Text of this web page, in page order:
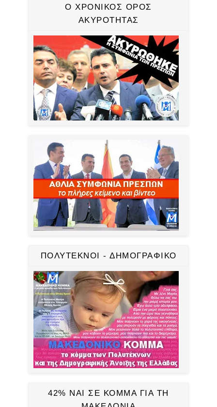
Ο ΧΡΟΝΙΚΟΣ ΟΡΟΣ
ΑΚΥΡΟΤΗΤΑΣ
ΠΟΛΥΤΕΚΝΟΙ - ΔΗΜΟΓΡΑΦΙΚΟ
42% ΝΑΙ ΣΕ ΚΟΜΜΑ ΓΙΑ ΤΗ